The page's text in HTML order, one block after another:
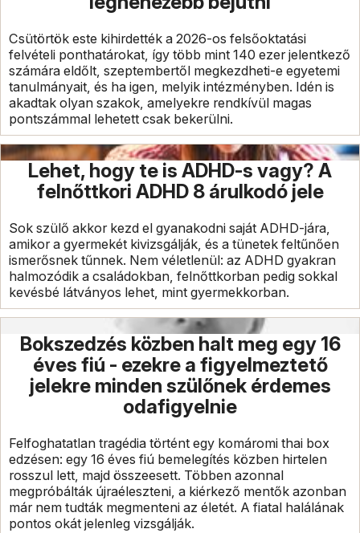
Csütörtök este kihirdették a 2026-os felsőoktatási
felvételi ponthatárokat, így több mint 140 ezer jelentkező
számára eldőlt, szeptembertől megkezdheti-e egyetemi
tanulmányait, és ha igen, melyik intézményben. Idén is
akadtak olyan szakok, amelyekre rendkívül magas
pontszámmal lehetett csak bekerülni.
Lehet, hogy te is ADHD-s vagy? A
felnőttkori ADHD 8 árulkodó jele
Sok szülő akkor kezd el gyanakodni saját ADHD-jára,
amikor a gyermekét kivizsgálják, és a tünetek feltűnően
ismerősnek tűnnek. Nem véletlenül: az ADHD gyakran
halmozódik a családokban, felnőttkorban pedig sokkal
kevésbé látványos lehet, mint gyermekkorban.
Bokszedzés közben halt meg egy 16
éves fiú - ezekre a figyelmeztető
jelekre minden szülőnek érdemes
odafigyelnie
Felfoghatatlan tragédia történt egy komáromi thai box
edzésen: egy 16 éves fiú bemelegítés közben hirtelen
rosszul lett, majd összeesett. Többen azonnal
megpróbálták újraéleszteni, a kiérkező mentők azonban
már nem tudták megmenteni az életét. A fiatal halálának
pontos okát jelenleg vizsgálják.